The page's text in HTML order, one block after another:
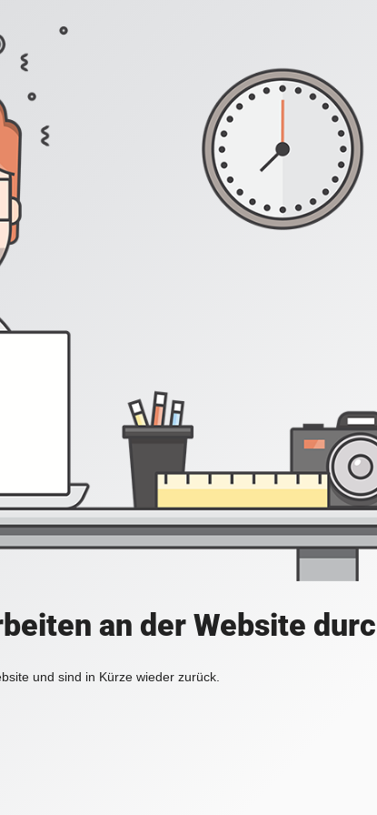
an der Website
und sind in Kürze wieder zurück.